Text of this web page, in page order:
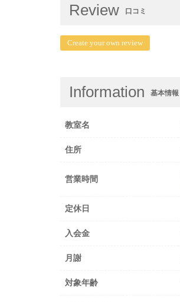
Review 口コミ
Create your own review
Information 基本情報
教室名
住所
営業時間
定休日
入会金
月謝
対象年齢